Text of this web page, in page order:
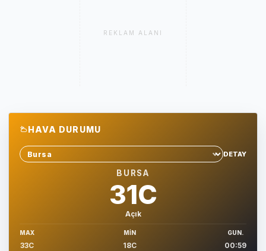
REKLAM ALANI
HAVA DURUMU
Sehir sec
DETAY
BURSA
31C
Açık
MAX
33C
MIN
18C
GUN.
00:59